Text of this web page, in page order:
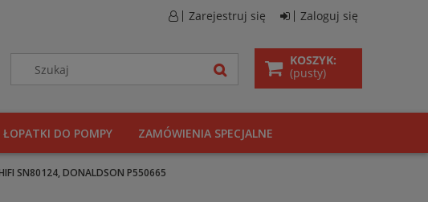
Zarejestruj się Zaloguj się
KOSZYK:
(pusty)
ŁOPATKI DO POMPY ZAMÓWIENIA SPECJALNE
SN80124, DONALDSON P550665